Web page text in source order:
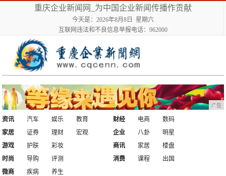
重庆企业新闻网_为中国企业新闻传播作贡献
今天是：2026年8月8日 星期六
互联网违法和不良信息举报电话：962000
广告
资讯 汽车 娱乐
教育
家居
证券 理财 宏观
财经 电商
数码
企业
八卦
明星
游戏
护肤
彩妆
时尚
导购 评测
商讯 家居
楼盘
消费
课程
出国
微商
疾病
养生